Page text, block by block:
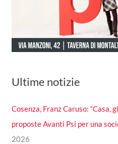
Ultime notizie
Cosenza, Franz Caruso:
proposte Avanti Psi per una
2026